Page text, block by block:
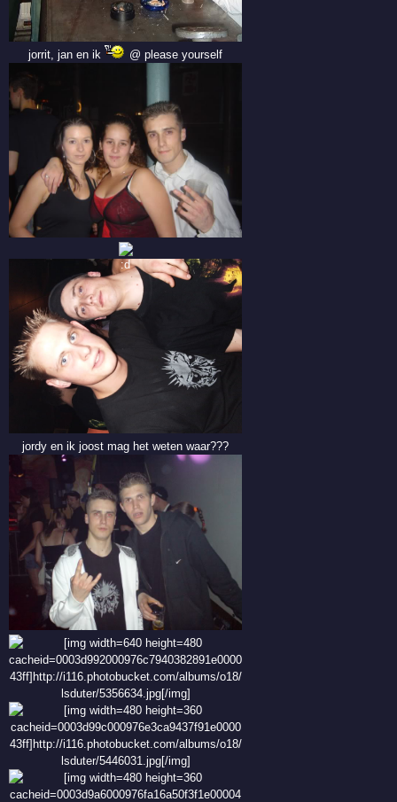
jorrit, jan en ik @ please yourself
jordy en ik joost mag het weten waar???